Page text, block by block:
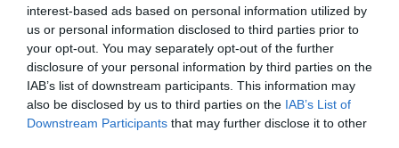
interest-based ads based on personal information utilized by
us or personal information disclosed to third parties prior to
your opt-out. You may separately opt-out of the further
disclosure of your personal information by third parties on the
IAB’s list of downstream participants. This information may
also be disclosed by us to third parties on the IAB’s List of
Downstream Participants that may further disclose it to other